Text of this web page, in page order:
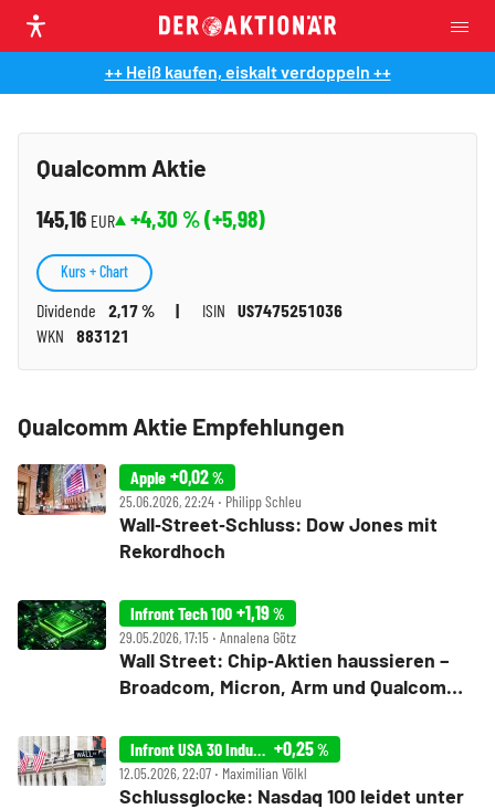
++ Heiß kaufen, eiskalt verdoppeln ++
Qualcomm Aktie
145,16 EUR +4,30 % (+5,98)
Dividende 2,17 % ISIN
US7475251036
WKN
883121
Kurs + Chart
Qualcomm Aktie Empfehlungen
Apple +0,02%
25.06.2026, 22:24 ‧ Philipp Schleu
Wall‑Street‑Schluss: Dow Jones mit
Rekordhoch
Infront Tech 100 +1,19%
29.05.2026, 17:15 ‧ Annalena Götz
Wall Street: Chip‑Aktien haussieren –
Broadcom, Micron, Arm und Qualcomm
Infront USA 30 Industrial +0,25%
12.05.2026, 22:07 ‧ Maximilian Völkl
Schlussglocke: Nasdaq 100 leidet unter